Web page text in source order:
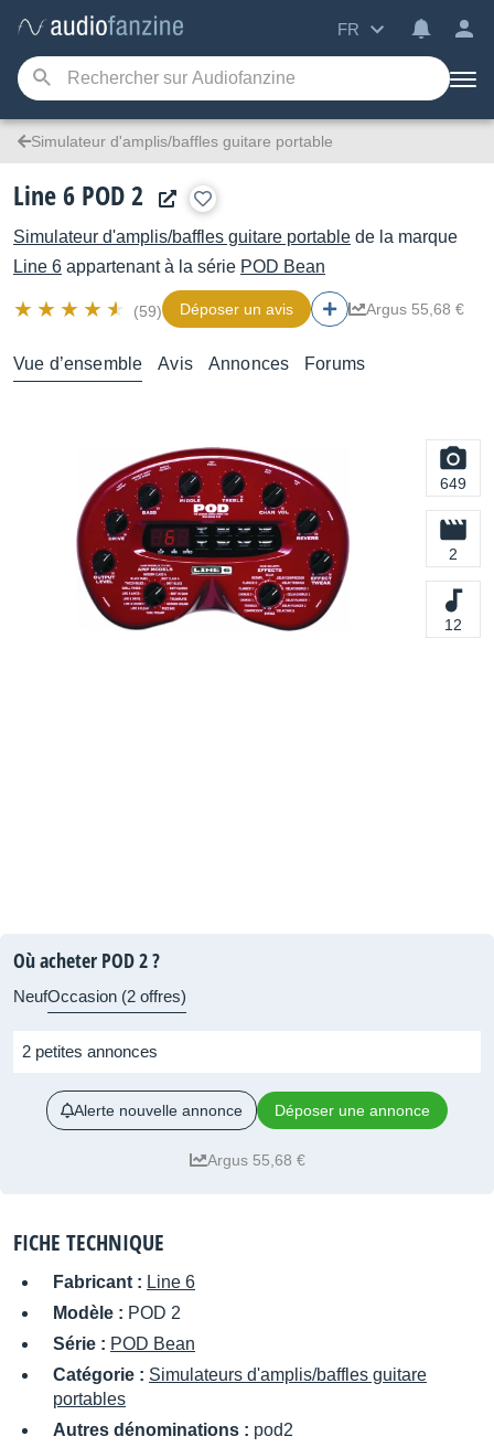
FR
Simulateur d'amplis/baffles guitare portable
Line 6 POD 2
Simulateur d'amplis/baffles guitare portable de la marque
Line 6 appartenant à la série POD Bean
(59) Déposer un avis Argus 55,68 €
Vue d’ensemble Avis Annonces Forums
649
2
12
Où acheter POD 2 ?
NeufOccasion (2 offres)
2 petites annonces
Alerte nouvelle annonce Déposer une annonce
Argus 55,68 €
FICHE TECHNIQUE
Fabricant : Line 6
Modèle : POD 2
Série : POD Bean
Catégorie : Simulateurs d'amplis/baffles guitare
portables
Autres dénominations : pod2